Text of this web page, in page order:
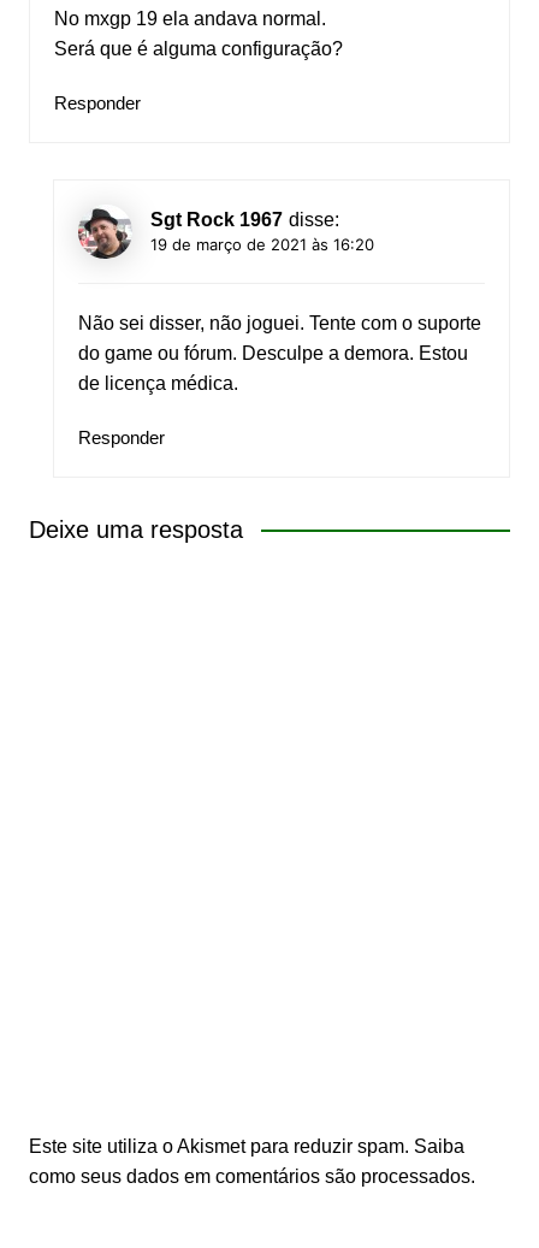
No mxgp 19 ela andava normal.
Será que é alguma configuração?
Responder
Sgt Rock 1967 disse:
19 de março de 2021 às 16:20
Não sei disser, não joguei. Tente com o suporte
do game ou fórum. Desculpe a demora. Estou
de licença médica.
Responder
Deixe uma resposta
Este site utiliza o Akismet para reduzir spam. Saiba
como seus dados em comentários são processados.